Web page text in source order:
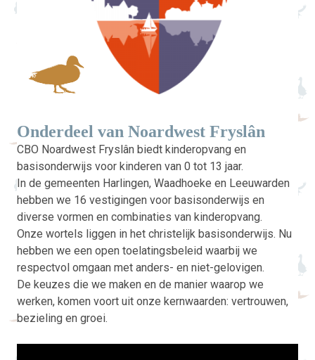
Onderdeel van Noardwest Fryslân
CBO Noardwest Fryslân biedt kinderopvang en
basisonderwijs voor kinderen van 0 tot 13 jaar.
In de gemeenten Harlingen, Waadhoeke en Leeuwarden
hebben we 16 vestigingen voor basisonderwijs en
diverse vormen en combinaties van kinderopvang.
Onze wortels liggen in het christelijk basisonderwijs. Nu
hebben we een open toelatingsbeleid waarbij we
respectvol omgaan met anders- en niet-gelovigen.
De keuzes die we maken en de manier waarop we
werken, komen voort uit onze kernwaarden: vertrouwen,
bezieling en groei.